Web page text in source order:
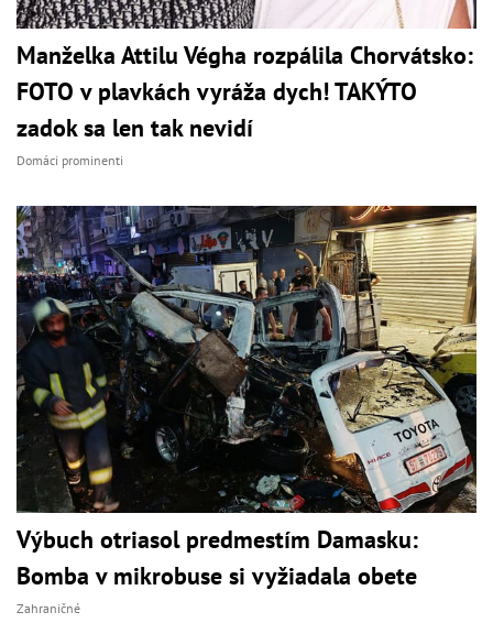
Manželka Attilu Végha rozpálila Chorvátsko:
FOTO v plavkách vyráža dych! TAKÝTO
zadok sa len tak nevidí
Domáci prominenti
Výbuch otriasol predmestím Damasku:
Bomba v mikrobuse si vyžiadala obete
Zahraničné